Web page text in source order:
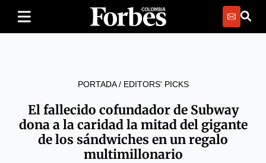
PORTADA/ EDITORS' PICKS
El fallecido cofundador de Subway
dona a la caridad la mitad del gigante
de los sándwiches en un regalo
multimillonario